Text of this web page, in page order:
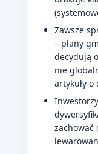
Zawsze
– plany
decydują
nie
artykuły o
zachować